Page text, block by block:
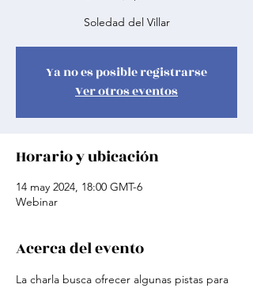
Soledad del Villar
Ya no es posible registrarse
Ver otros eventos
Horario y ubicación
14 may 2024, 18:00 GMT-6
Webinar
Acerca del evento
La charla busca ofrecer algunas pistas para